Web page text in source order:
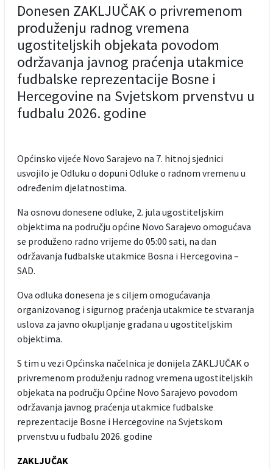
Donesen ZAKLJUČAK o privremenom
produženju radnog vremena
ugostiteljskih objekata povodom
održavanja javnog praćenja utakmice
fudbalske reprezentacije Bosne i
Hercegovine na Svjetskom prvenstvu u
fudbalu 2026. godine
Općinsko vijeće Novo Sarajevo na 7. hitnoj sjednici
usvojilo je Odluku o dopuni Odluke o radnom vremenu u
određenim djelatnostima.
Na osnovu donesene odluke, 2. jula ugostiteljskim
objektima na području općine Novo Sarajevo omogućava
se produženo radno vrijeme do 05:00 sati, na dan
održavanja fudbalske utakmice Bosna i Hercegovina –
SAD.
Ova odluka donesena je s ciljem omogućavanja
organizovanog i sigurnog praćenja utakmice te stvaranja
uslova za javno okupljanje građana u ugostiteljskim
objektima.
S tim u vezi Općinska načelnica je donijela ZAKLJUČAK o
privremenom produženju radnog vremena ugostiteljskih
objekata na području Općine Novo Sarajevo povodom
održavanja javnog praćenja utakmice fudbalske
reprezentacije Bosne i Hercegovine na Svjetskom
prvenstvu u fudbalu 2026. godine
ZAKLJUČAK